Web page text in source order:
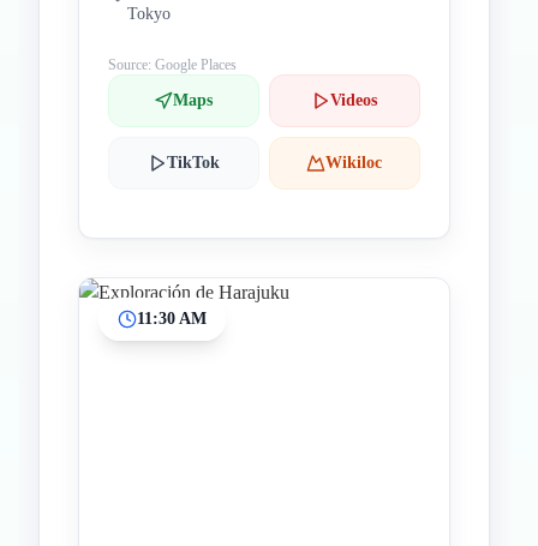
Tokyo
Source: Google Places
Maps Videos
TikTok Wikiloc
11:30 AM